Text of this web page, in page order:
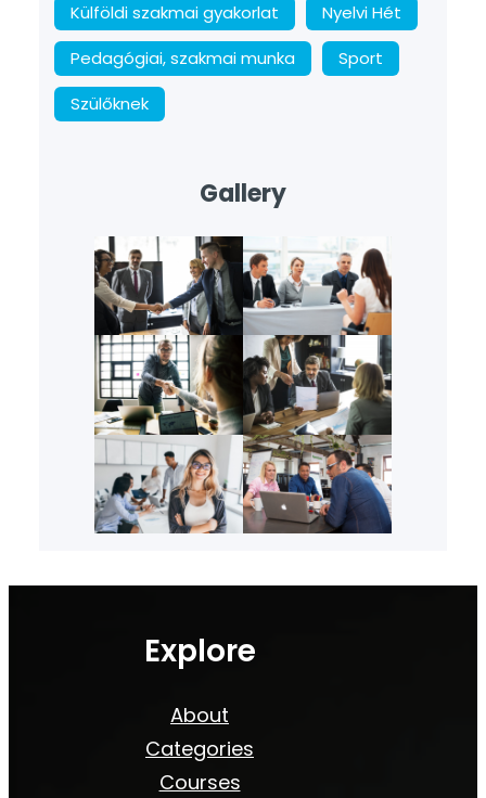
Külföldi szakmai gyakorlat
Nyelvi Hét
Pedagógiai, szakmai munka
Sport
Szülőknek
Gallery
Explore
About
Categories
Courses